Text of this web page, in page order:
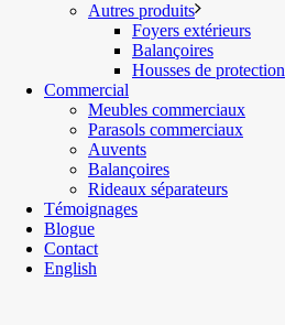
Autres produits
Foyers extérieurs
Balançoires
Housses de protection
Commercial
Meubles commerciaux
Parasols commerciaux
Auvents
Balançoires
Rideaux séparateurs
Témoignages
Blogue
Contact
English